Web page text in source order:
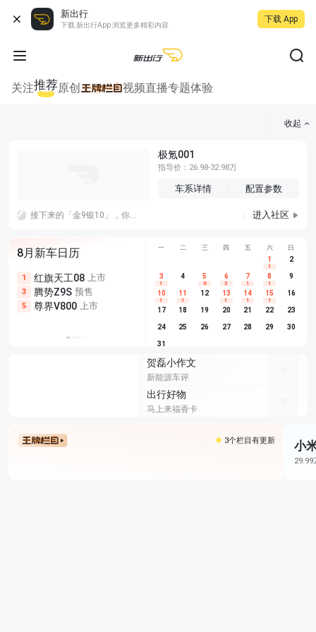
新出行
下载 新出行App 浏览更多精彩内容
下载 App
关注推荐原创 视频直播专题体验
收起
极氪001
指导价：26.98-32.98万
车系详情 配置参数
接下来的「金9银10」，你觉得车企应该把宣传重心放在耐久上还是创新上？ 进入社区
8月新车日历
1 红旗天工08 上市
3 腾势Z9S 预售
5 尊界V800 上市
尊界V680 上市
享界G9 预售
别克至境L7 预售
埃安
长城H10
深蓝S05
一 二 三 四 五 六 日
1
1
2
3
1
4 5
6
6
3
7
1
8
1
9
10
1
11
1
12 13
1
14
1
15
1
16
17 18 19 20 21 22 23
24 25 26 27 28 29 30
31
贺磊小作文
新能源车评
出行好物
马上来福香卡
3个栏目有更新 小
29.99